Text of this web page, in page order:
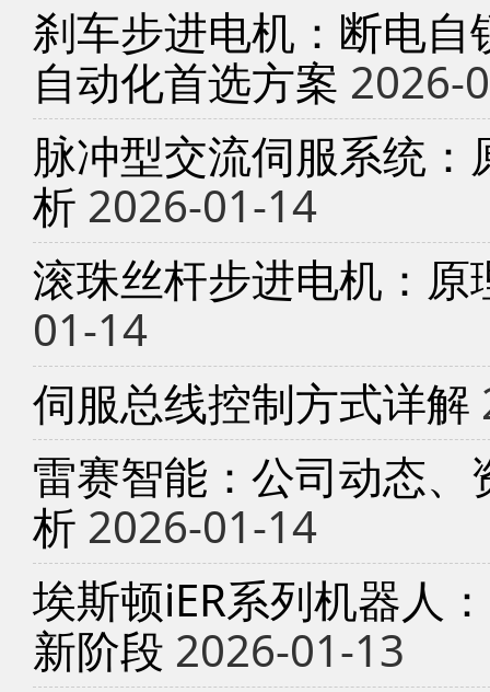
刹车步进电机：断电
自动化首选方案 2026-
脉冲型交流伺服系统
析 2026-01-14
滚珠丝杆步进电机：
01-14
伺服总线控制方式详解
雷赛智能：公司动态
析 2026-01-14
埃斯顿iER系列机器人
新阶段 2026-01-13